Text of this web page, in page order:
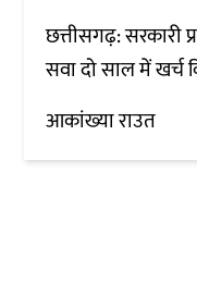
छत्तीसगढ़: सरकारी
सवा दो साल में खर्च
आकांख्या राउत